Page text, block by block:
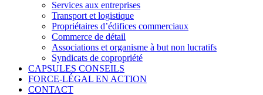
Services aux entreprises
Transport et logistique
Propriétaires d’édifices commerciaux
Commerce de détail
Associations et organisme à but non lucratifs
Syndicats de copropriété
CAPSULES CONSEILS
FORCE-LÉGAL EN ACTION
CONTACT